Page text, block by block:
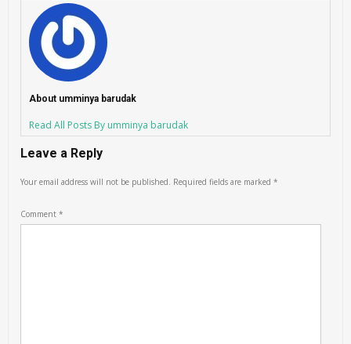
About umminya barudak
Read All Posts By umminya barudak
Leave a Reply
Your email address will not be published. Required fields are marked*
Comment*